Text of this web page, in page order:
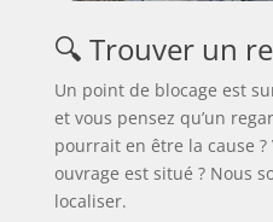
🔍 Trouver un
Un point de blocage est
et vous pensez qu’un
pourrait en être la cause ?
ouvrage est situé ? Nous
localiser.